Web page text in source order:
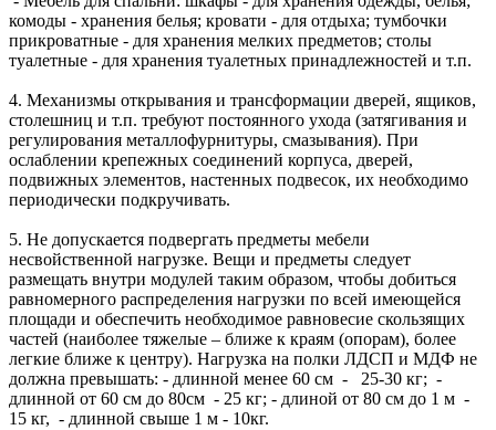
комоды - хранения белья; кровати - для отдыха; тумбочки
прикроватные - для хранения мелких предметов; столы
туалетные - для хранения туалетных принадлежностей и т.п.
4. Механизмы открывания и трансформации дверей, ящиков,
столешниц и т.п. требуют постоянного ухода (затягивания и
регулирования металлофурнитуры, смазывания). При
ослаблении крепежных соединений корпуса, дверей,
подвижных элементов, настенных подвесок, их необходимо
периодически подкручивать.
5. Не допускается подвергать предметы мебели
несвойственной нагрузке. Вещи и предметы следует
размещать внутри модулей таким образом, чтобы добиться
равномерного распределения нагрузки по всей имеющейся
площади и обеспечить необходимое равновесие скользящих
частей (наиболее тяжелые – ближе к краям (опорам), более
легкие ближе к центру). Нагрузка на полки ЛДСП и МДФ не
должна превышать: - длинной менее 60 см - 25-30 кг; -
длинной от 60 см до 80см - 25 кг; - длиной от 80 см до 1 м -
15 кг, - длинной свыше 1 м - 10кг.